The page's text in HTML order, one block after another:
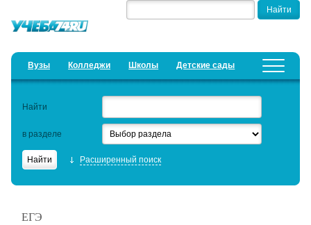
Вузы Колледжи Школы Детские сады
Добавить уч. заведение Предложить новость
Найти
в разделе
Расширенный поиск
ЕГЭ